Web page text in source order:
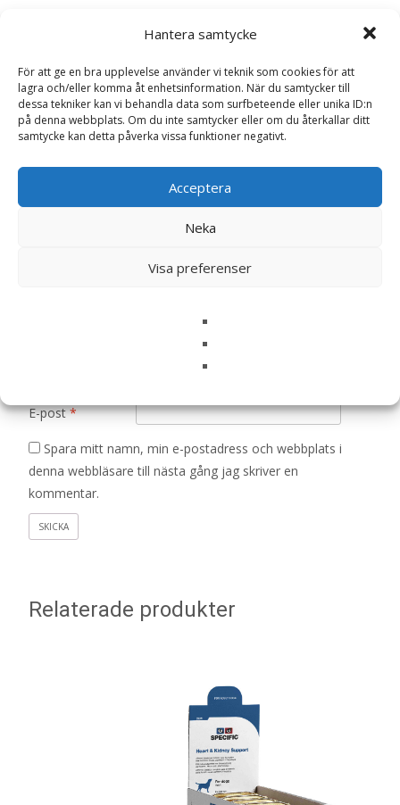
Hantera samtycke
För att ge en bra upplevelse använder vi teknik som cookies för att
lagra och/eller komma åt enhetsinformation. När du samtycker till
dessa tekniker kan vi behandla data som surfbeteende eller unika ID:n
på denna webbplats. Om du inte samtycker eller om du återkallar ditt
samtycke kan detta påverka vissa funktioner negativt.
Acceptera
Neka
Visa preferenser
Det finns inga recensioner än.
Bli först med att recensera ”Sensible Mini
XS Japan Hundfoder – 1,3 kg – HappyDog”
Ditt betyg*
E-post*
Spara mitt namn, min e-postadress och webbplats i
denna webbläsare till nästa gång jag skriver en
kommentar.
Relaterade produkter